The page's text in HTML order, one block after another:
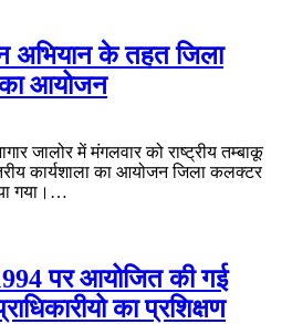
अभियान के तहत जिला
आयोजन
जालोर में मंगलवार को राष्ट्रीय तम्बाकू
कार्यशाला का आयोजन जिला कलक्टर
गया।…
पर आयोजित की गई
का प्रशिक्षण